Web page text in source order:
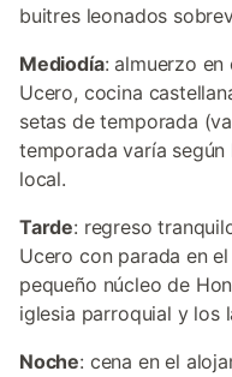
buitres leonados
Mediodía: almuerzo en
Ucero, cocina
setas de temporada
temporada varía
local.
Tarde: regreso
Ucero con parada en
pequeño núcleo de
iglesia parroquial y los
Noche: cena en el